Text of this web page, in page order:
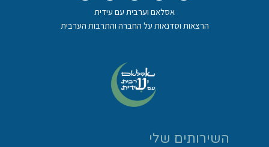
אסלאם וערבית עם עידית
הרצאות וסדנאות על החברה והתרבות הערבית
השירותים שלי